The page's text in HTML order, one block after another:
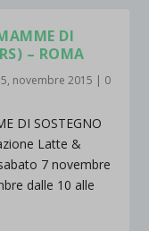
DI
– ROMA
, novembre 2015 | 0
DI SOSTEGNO
Latte &
7 novembre
dalle 10 alle